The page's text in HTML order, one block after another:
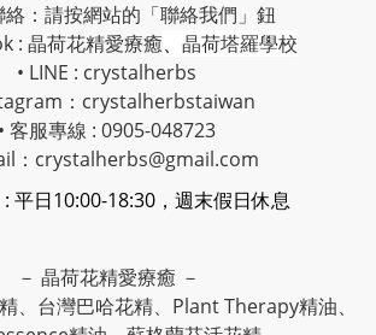
絡：請按網站的「聯絡我們」鈕
: 晶荷花精愛療癒、 晶荷塔羅學校
• LINE : crystalherbs
： crystalherbstaiwan
• 客服專線 : 0905-048723
：crystalherbs@gmail.com
平日10:00-18:30，週末假日休息
－ 晶荷花精愛療癒 －
、台灣巴哈花精、Plant Therapy精油、